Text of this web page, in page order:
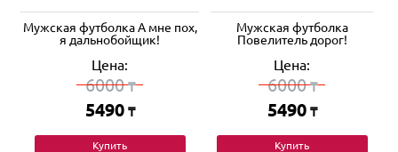
Мужская футболка А мне пох,
я дальнобойщик!
Цена:
6000₸
5490 ₸
Купить
Мужская футболка
Повелитель дорог!
Цена:
6000₸
5490 ₸
Купить